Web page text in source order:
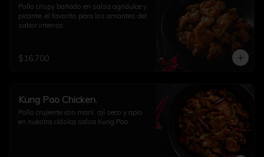
Pollo crispy bañado en salsa agridulce y
picante, el favorito para los amantes del
sabor intenso.
$16.700
Kung Pao Chicken.
Pollo crujiente con maní, ají seco y apio
en nuestra clásica salsa Kung Pao.